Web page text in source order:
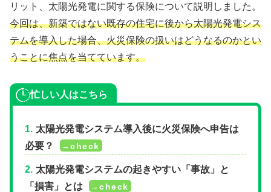
リット、太陽光発電に関する保険について説明しました。
今回は、新築ではない既存の住宅に後から太陽光発電シス
テムを導入した場合、火災保険の扱いはどうなるのかとい
うことに焦点を当てています。
忙しい人はこちら
太陽光発電システム導入後に火災保険へ申告は
必要？
太陽光発電システムの起きやすい「事故」と
「損害」とは